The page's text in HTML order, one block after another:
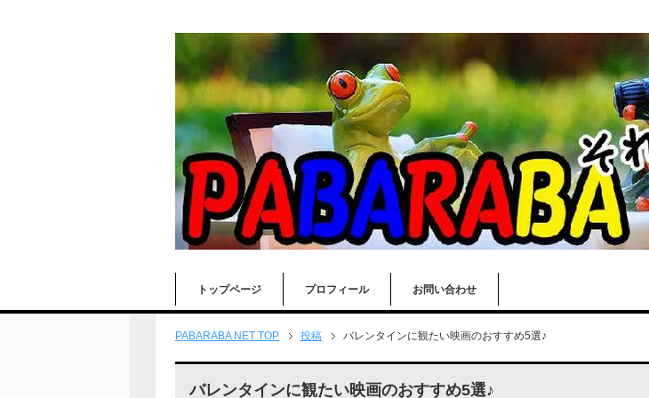
トップページ プロフィール お問い合わせ
PABARABA NET TOP 投稿 バレンタインに観たい映画のおすすめ5選♪
バレンタインに観たい映画のおすすめ5選♪